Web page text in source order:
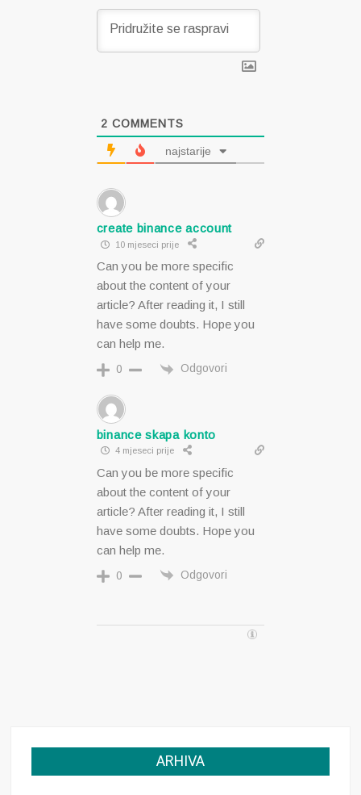
2 COMMENTS
najstarije
create binance account
10 mjeseci prije
Can you be more specific
about the content of your
article? After reading it, I still
have some doubts. Hope you
can help me.
0 Odgovori
binance skapa konto
4 mjeseci prije
Can you be more specific
about the content of your
article? After reading it, I still
have some doubts. Hope you
can help me.
0 Odgovori
ARHIVA